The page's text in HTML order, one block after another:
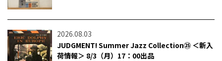
2026.08.03
JUDGMENT! Summer Jazz Collection㉕ ＜新入
荷情報＞ 8/3（月）17：00出品